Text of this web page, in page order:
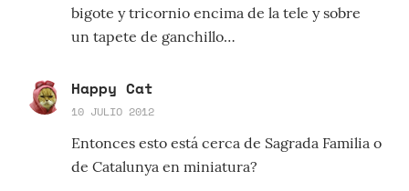
bigote y tricornio encima de la tele y sobre
un tapete de ganchillo…
Happy Cat
10 JULIO 2012
Entonces esto está cerca de Sagrada Familia o
de Catalunya en miniatura?